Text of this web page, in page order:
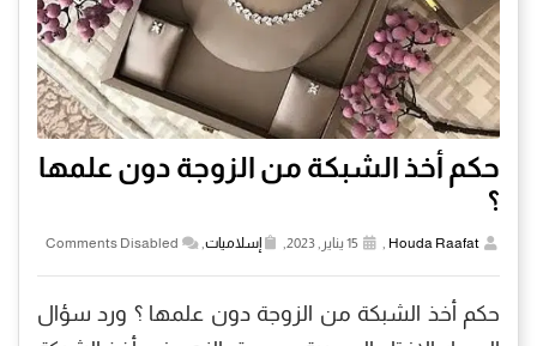
حكم أخذ الشبكة من الزوجة دون علمها
؟
Houda Raafat
, إسلاميات,
Comments Disabled
حكم أخذ الشبكة من الزوجة دون علمها ؟ ورد سؤال